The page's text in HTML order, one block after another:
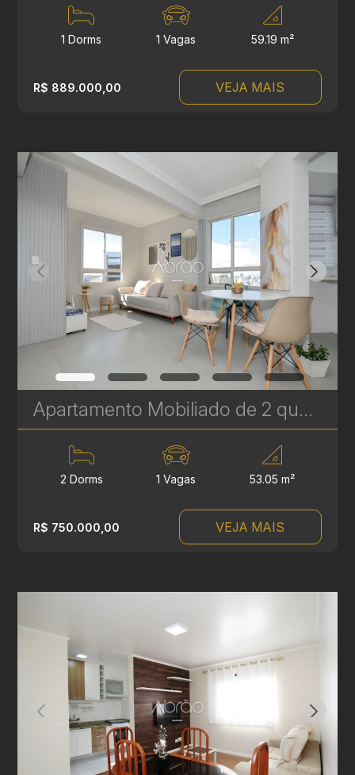
1 Dorms 1 Vagas 59.19 m²
R$ 889.000,00 VEJA MAIS
Apartamento Mobiliado de 2 quartos à Venda no Bigorrilho - Edifício Moretti | Ref. 1834
2 Dorms 1 Vagas 53.05 m²
R$ 750.000,00 VEJA MAIS